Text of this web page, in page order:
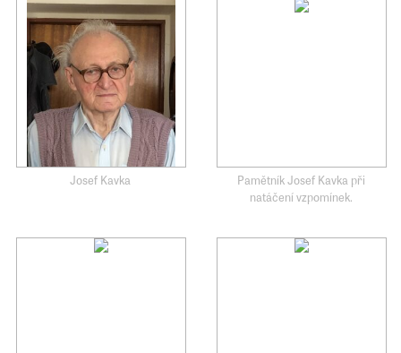
Josef Kavka
Pamětník Josef Kavka při
natáčení vzpomínek.